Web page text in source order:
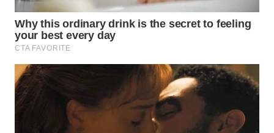
WN
KUNINGAN
WN
MAJALENGKA